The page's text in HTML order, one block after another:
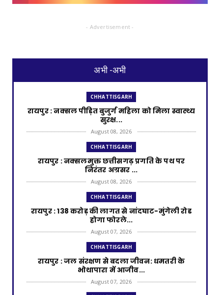
- Advertisement -
अभी -अभी
CHHATTISGARH
रायपुर : नक्सल पीड़ित बुजुर्ग महिला को मिला स्वास्थ्य
सुरक्ष...
August 08, 2026
CHHATTISGARH
रायपुर : नक्सलमुक्त छत्तीसगढ़ प्रगति के पथ पर
निरंतर अग्रसर ...
August 08, 2026
CHHATTISGARH
रायपुर : 138 करोड़ की लागत से नांदघाट-मुंगेली रोड
होगा फोरले...
August 07, 2026
CHHATTISGARH
रायपुर : जल संरक्षण से बदला जीवन: धमतरी के
भोथापारा में आजीव...
August 07, 2026